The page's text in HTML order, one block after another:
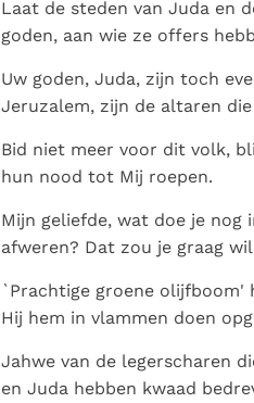
Laat de steden van Juda en
goden, aan wie ze offers
Uw goden, Juda, zijn toch
Jeruzalem, zijn de altaren
Bid niet meer voor dit volk,
hun nood tot Mij roepen.
Mijn geliefde, wat doe je
afweren? Dat zou je graag
`Prachtige groene olijfboom'
Hij hem in vlammen doen
Jahwe van de legerscharen
en Juda hebben kwaad